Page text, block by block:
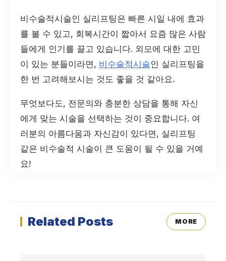
비수술적시술인 실리프팅은 빠른 시일 내에 효과
를 볼 수 있고, 회복시간이 짧아서 요즘 많은 사람
들에게 인기를 끌고 있습니다. 외모에 대한 고민
이 있는 분들이라면, 비수술적시술인 실리프팅을
한 번 고려해보시는 것도 좋을 것 같아요.
무엇보다도, 전문의와 충분한 상담을 통해 자신
에게 맞는 시술을 선택하는 것이 중요합니다. 여
러분의 아름다움과 자신감이 있다면, 실리프팅
같은 비수술적 시술이 큰 도움이 될 수 있을 거예
요!
Related Posts MORE